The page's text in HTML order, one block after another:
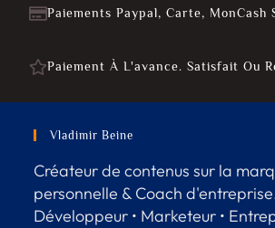
Paiements Paypal, Carte, MonCash
Paiement À L'avance. Satisfait Ou
Vladimir Beine
Créateur de contenus sur la
personnelle & Coach
Développeur • Marketeur •